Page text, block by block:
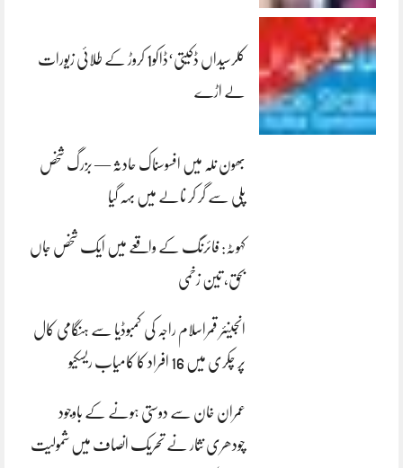
کلرسیداں ڈکیتی‘ڈاکو1 کروڑ کے طلائی زیورات
لے اڑے
بھون نلہ میں افسوسناک حادثہ — بزرگ شخص
پلی سے گر کر نالے میں بہہ گیا
کہوٹہ: فائرنگ کے واقعے میں ایک شخص جاں
بحق، تین زخمی
انجینئر قمراسلام راجہ کی کمبوڈیا سے ہنگامی کال
پر چکری میں 16 افراد کا کامیاب ریسکیو
عمران خان سے دوستی ہونے کے باوجود
چودھری نثار نے تحریک انصاف میں شمولیت